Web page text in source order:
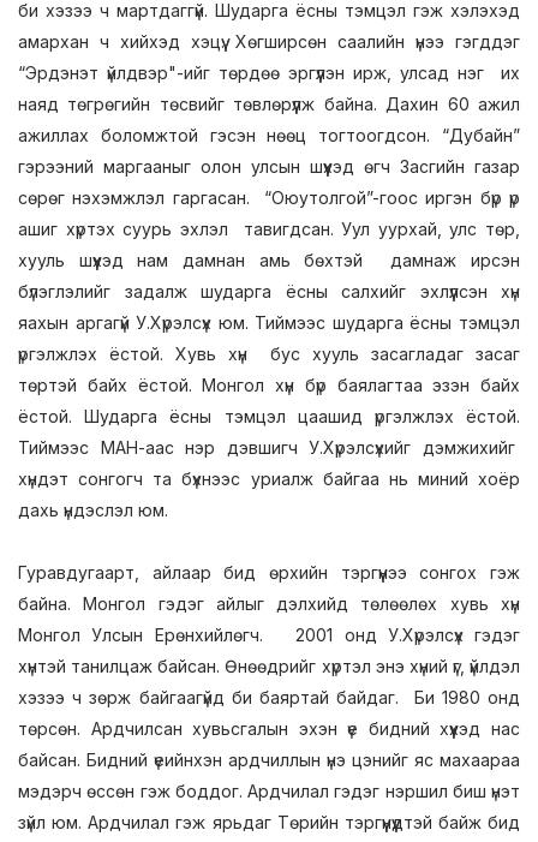
би хэзээ ч мартдаггүй. Шударга ёсны тэмцэл гэж хэлэхэд
амархан ч хийхэд хэцүү. Хөгширсөн саалийн үнээ гэгддэг
“Эрдэнэт үйлдвэр"-ийг төрдөө эргүүлэн ирж, улсад нэг их
наяд төгрөгийн төсвийг төвлөрүүлж байна. Дахин 60 ажил
ажиллах боломжтой гэсэн нөөц тогтоогдсон. “Дубайн”
гэрээний маргааныг олон улсын шүүхэд өгч Засгийн газар
сөрөг нэхэмжлэл гаргасан. “Оюутолгой”-гоос иргэн бүр үр
ашиг хүртэх суурь эхлэл тавигдсан. Уул уурхай, улс төр,
хууль шүүхэд нам дамнан амь бөхтэй дамнаж ирсэн
бүлэглэлийг задалж шударга ёсны салхийг эхлүүлсэн хүн
яахын аргагүй У.Хүрэлсүх юм. Тиймээс шударга ёсны тэмцэл
үргэлжлэх ёстой. Хувь хүн бус хууль засагладаг засаг
төртэй байх ёстой. Монгол хүн бүр баялагтаа эзэн байх
ёстой. Шударга ёсны тэмцэл цаашид үргэлжлэх ёстой.
Тиймээс МАН-аас нэр дэвшигч У.Хүрэлсүхийг дэмжихийг
хүндэт сонгогч та бүхнээс уриалж байгаа нь миний хоёр
дахь үндэслэл юм.
Гуравдугаарт, айлаар бид өрхийн тэргүүнээ сонгох гэж
байна. Монгол гэдэг айлыг дэлхийд төлөөлөх хувь хүн
Монгол Улсын Ерөнхийлөгч. 2001 онд У.Хүрэлсүх гэдэг
хүнтэй танилцаж байсан. Өнөөдрийг хүртэл энэ хүний үг, үйлдэл
хэзээ ч зөрж байгаагүйд би баяртай байдаг. Би 1980 онд
төрсөн. Ардчилсан хувьсгалын эхэн үе бидний хүүхэд нас
байсан. Бидний үеийнхэн ардчиллын үнэ цэнийг яс махаараа
мэдэрч өссөн гэж боддог. Ардчилал гэдэг нэршил биш үнэт
зүйл юм. Ардчилал гэж ярьдаг Төрийн тэргүүнүүдтэй байж бид